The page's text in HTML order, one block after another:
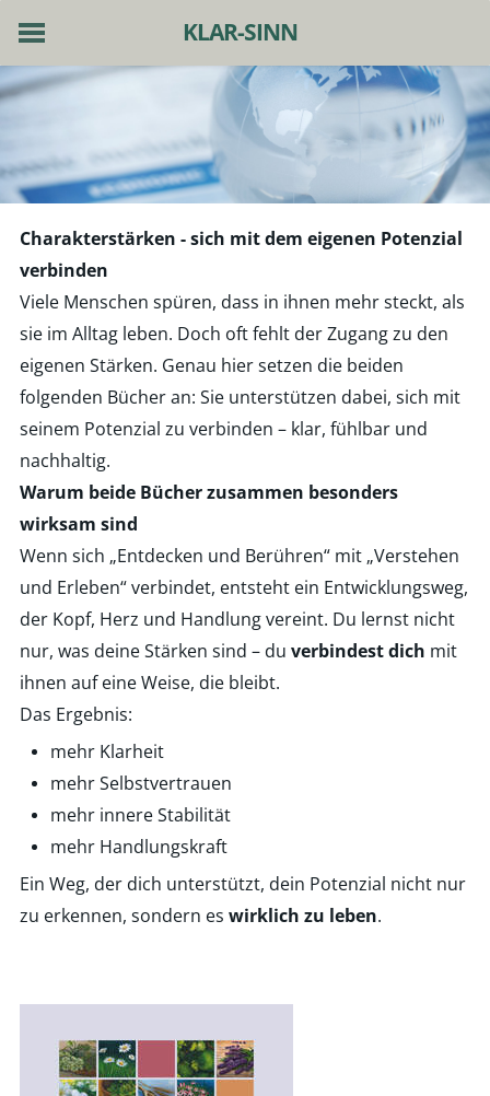
KLAR-SINN
HOME
ESSENTIALS
4 PFOTEN
PUBLICATIONS
ABOUT
NEWS
Charakterstärken - sich mit dem eigenen Potenzial
verbinden
Viele Menschen spüren, dass in ihnen mehr steckt, als
sie im Alltag leben. Doch oft fehlt der Zugang zu den
eigenen Stärken. Genau hier setzen die beiden
folgenden Bücher an: Sie unterstützen dabei, sich mit
seinem Potenzial zu verbinden – klar, fühlbar und
nachhaltig.
Warum beide Bücher zusammen besonders
wirksam sind
Wenn sich „Entdecken und Berühren“ mit „Verstehen
und Erleben“ verbindet, entsteht ein Entwicklungsweg,
der Kopf, Herz und Handlung vereint. Du lernst nicht
nur, was deine Stärken sind – du verbindest dich mit
ihnen auf eine Weise, die bleibt.
Das Ergebnis:
mehr Klarheit
mehr Selbstvertrauen
mehr innere Stabilität
mehr Handlungskraft
Ein Weg, der dich unterstützt, dein Potenzial nicht nur
zu erkennen, sondern es wirklich zu leben.